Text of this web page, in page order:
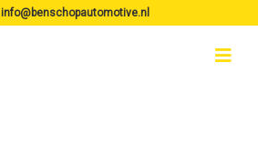
info@benschopautomotive.nl